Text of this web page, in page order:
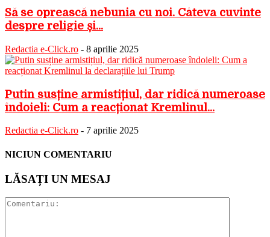
Să se oprească nebunia cu noi. Câteva cuvinte
despre religie și...
Redactia e-Click.ro - 8 aprilie 2025
Putin susține armistițiul, dar ridică numeroase
îndoieli: Cum a reacționat Kremlinul...
Redactia e-Click.ro - 7 aprilie 2025
NICIUN COMENTARIU
LĂSAȚI UN MESAJ